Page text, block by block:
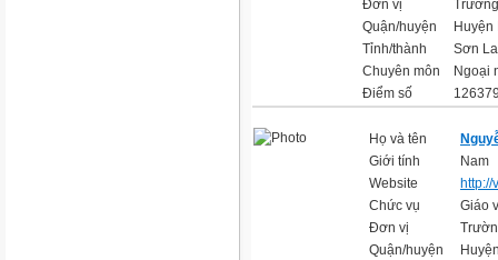
Đơn vị
Quận/huyện
Huyện
Tỉnh/thành
Sơn La
Chuyên môn
Ngoại
Điểm số
Họ và tên
Giới tính
Nam
Website
http://
Chức vụ
Giáo
Đơn vị
Quận/huyện